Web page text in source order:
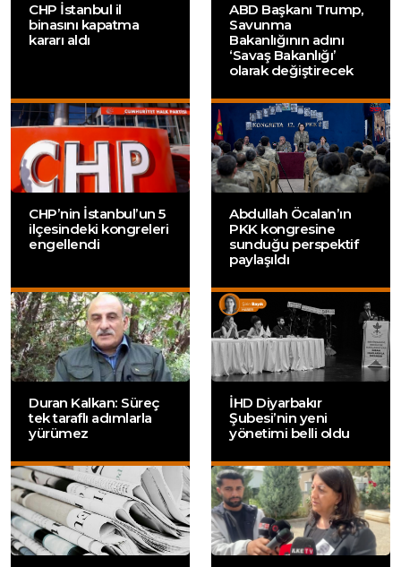
CHP İstanbul il
binasını kapatma
kararı aldı
ABD Başkanı Trump,
Savunma
Bakanlığının adını
‘Savaş Bakanlığı’
olarak değiştirecek
CHP’nin İstanbul’un 5
ilçesindeki kongreleri
engellendi
Abdullah Öcalan’ın
PKK kongresine
sunduğu perspektif
paylaşıldı
Duran Kalkan: Süreç
tek taraflı adımlarla
yürümez
İHD Diyarbakır
Şubesi’nin yeni
yönetimi belli oldu